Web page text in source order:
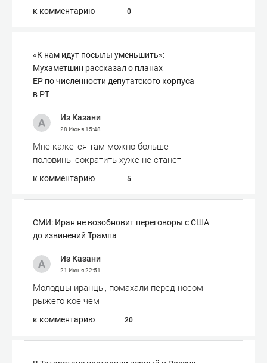
к комментарию 0
«К нам идут посылы уменьшить»:
Мухаметшин рассказал о планах
ЕР по численности депутатского корпуса
в РТ
Из Казани
28 Июня15:48
Мне кажется там можно больше
половины сократить хуже не станет
к комментарию 5
СМИ: Иран не возобновит переговоры с США
до извинений Трампа
Из Казани
21 Июня22:51
Молодцы иранцы, помахали перед носом
рыжего кое чем
к комментарию 20